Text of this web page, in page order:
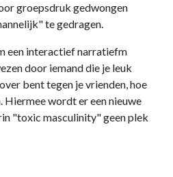
groepsdruk gedwongen
te gedragen.
een interactief narratiefm
door iemand die je leuk
bent tegen je vrienden, hoe
Hiermee wordt er een nieuwe
"toxic masculinity" geen plek